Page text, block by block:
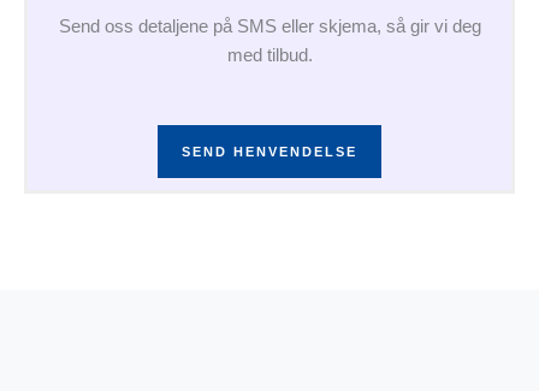
Send oss detaljene på SMS eller skjema, så gir vi deg
med tilbud.
SEND HENVENDELSE